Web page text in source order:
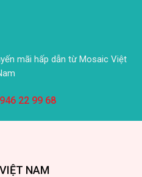
mãi hấp dẫn từ Mosaic Việt
22 99 68
NAM